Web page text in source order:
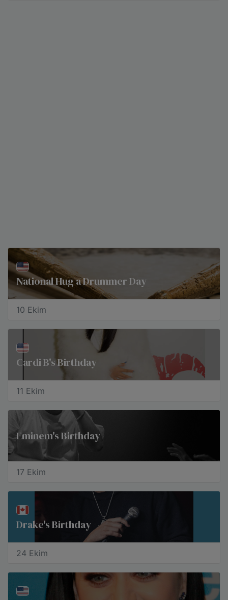
National Hug a Drummer Day
10 Ekim
Cardi B's Birthday
11 Ekim
Eminem's Birthday
17 Ekim
Drake's Birthday
24 Ekim